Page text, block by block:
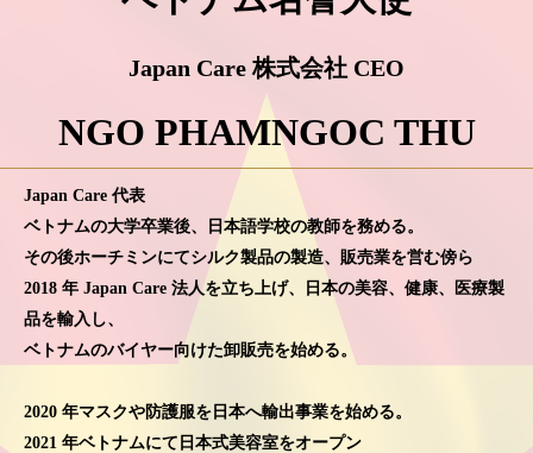
Japan Care 株式会社 CEO
NGO PHAMNGOC THU
Japan Care 代表
ベトナムの大学卒業後、日本語学校の教師を務める。
その後ホーチミンにてシルク製品の製造、販売業を営む傍ら
2018 年 Japan Care 法人を立ち上げ、日本の美容、健康、医療製
品を輸入し、
ベトナムのバイヤー向けた卸販売を始める。
2020 年マスクや防護服を日本へ輸出事業を始める。
2021 年ベトナムにて日本式美容室をオープン